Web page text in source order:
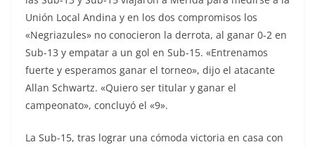
Unión Local Andina y en los dos compromisos los
«Negriazules» no conocieron la derrota, al ganar 0-2 en
Sub-13 y empatar a un gol en Sub-15. «Entrenamos
fuerte y esperamos ganar el torneo», dijo el atacante
Allan Schwartz. «Quiero ser titular y ganar el
campeonato», concluyó el «9».
La Sub-15, tras lograr una cómoda victoria en casa con